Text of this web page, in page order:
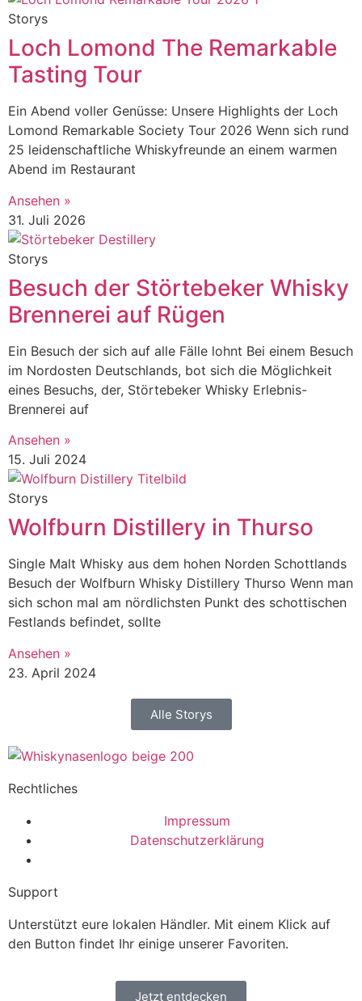
Storys
Loch Lomond The Remarkable
Tasting Tour
Ein Abend voller Genüsse: Unsere Highlights der Loch
Lomond Remarkable Society Tour 2026 Wenn sich rund
25 leidenschaftliche Whiskyfreunde an einem warmen
Abend im Restaurant
Ansehen »
31. Juli 2026
Storys
Besuch der Störtebeker Whisky
Brennerei auf Rügen
Ein Besuch der sich auf alle Fälle lohnt Bei einem Besuch
im Nordosten Deutschlands, bot sich die Möglichkeit
eines Besuchs, der, Störtebeker Whisky Erlebnis-
Brennerei auf
Ansehen »
15. Juli 2024
Storys
Wolfburn Distillery in Thurso
Single Malt Whisky aus dem hohen Norden Schottlands
Besuch der Wolfburn Whisky Distillery Thurso Wenn man
sich schon mal am nördlichsten Punkt des schottischen
Festlands befindet, sollte
Ansehen »
23. April 2024
Alle Storys
Rechtliches
Impressum
Datenschutzerklärung
Support
Unterstützt eure lokalen Händler. Mit einem Klick auf
den Button findet Ihr einige unserer Favoriten.
Jetzt entdecken